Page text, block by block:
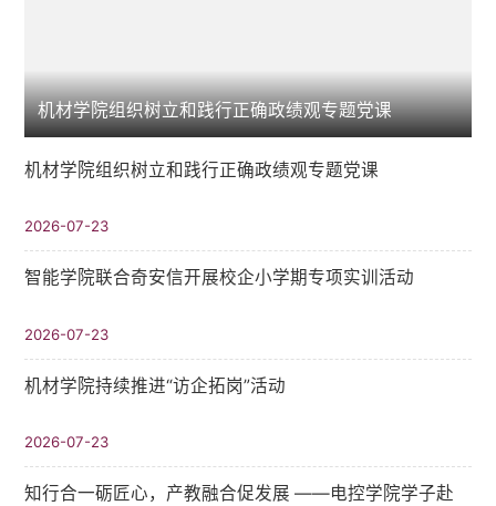
机材学院组织树立和践行正确政绩观专题党课
机材学院组织树立和践行正确政绩观专题党课
2026-07-23
智能学院联合奇安信开展校企小学期专项实训活动
2026-07-23
机材学院持续推进“访企拓岗”活动
2026-07-23
知行合一砺匠心，产教融合促发展 ——电控学院学子赴